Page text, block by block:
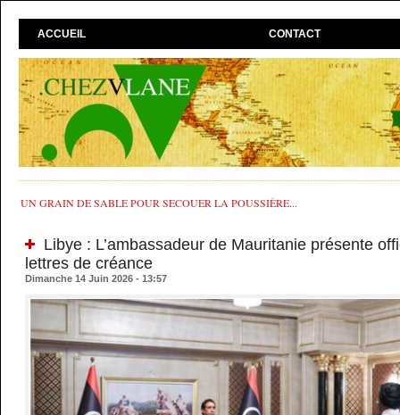
ACCUEIL CONTACT
UN GRAIN DE SABLE POUR SECOUER LA POUSSIÈRE...
Libye : L’ambassadeur de Mauritanie présente
lettres de créance
Dimanche 14 Juin 2026 - 13:57